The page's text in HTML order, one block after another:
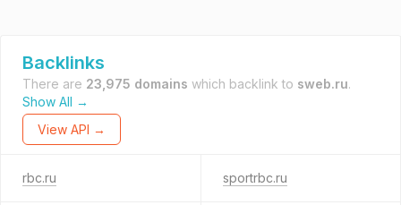
Backlinks
There are 23,975 domains which backlink to sweb.ru.
Show All →
View API →
rbc.ru sportrbc.ru